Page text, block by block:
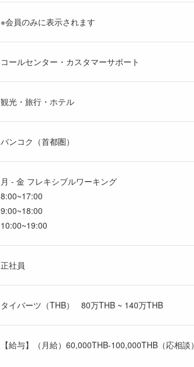
※会員のみに表示されます
コールセンター・カスタマーサポート
観光・旅行・ホテル
バンコク（首都圏）
月 - 金 フレキシブルワーキング
8:00~17:00
9:00~18:00
10:00~19:00
正社員
タイバーツ（THB） 80万THB ~ 140万THB
【給与】（月給）60,000THB‐100,000THB（応相談）